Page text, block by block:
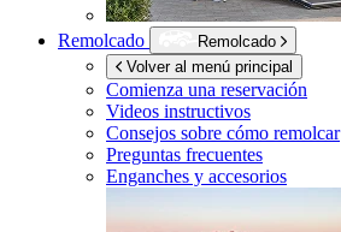
Remolcado
Remolcado
Volver al menú principal
Comienza una reservación
Videos instructivos
Consejos sobre cómo remolcar
Preguntas frecuentes
Enganches y accesorios